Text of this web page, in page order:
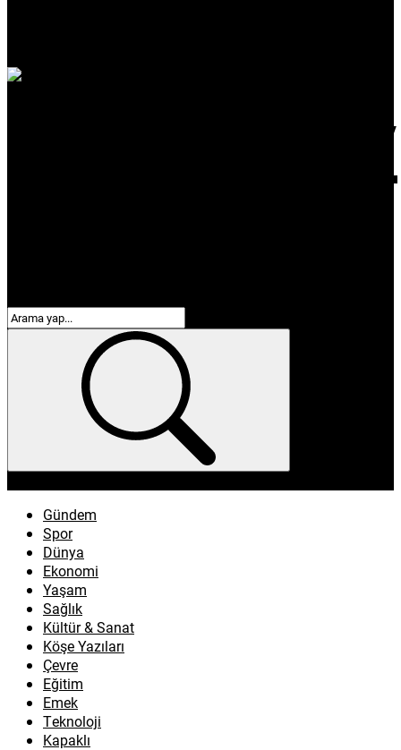
Gündem
Spor
Dünya
Ekonomi
Yaşam
Sağlık
Kültür & Sanat
Köşe Yazıları
Çevre
Eğitim
Emek
Teknoloji
Kapaklı